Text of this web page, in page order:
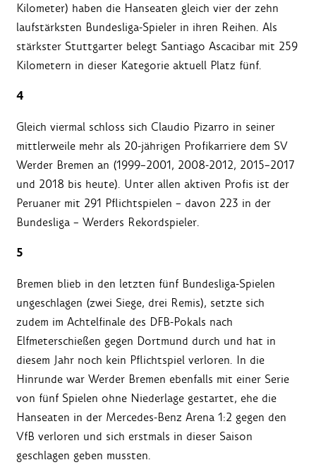
Kilometer) haben die Hanseaten gleich vier der zehn
laufstärksten Bundesliga-Spieler in ihren Reihen. Als
stärkster Stuttgarter belegt Santiago Ascacibar mit 259
Kilometern in dieser Kategorie aktuell Platz fünf.
4
Gleich viermal schloss sich Claudio Pizarro in seiner
mittlerweile mehr als 20-jährigen Profikarriere dem SV
Werder Bremen an (1999–2001, 2008-2012, 2015–2017
und 2018 bis heute). Unter allen aktiven Profis ist der
Peruaner mit 291 Pflichtspielen – davon 223 in der
Bundesliga – Werders Rekordspieler.
5
Bremen blieb in den letzten fünf Bundesliga-Spielen
ungeschlagen (zwei Siege, drei Remis), setzte sich
zudem im Achtelfinale des DFB-Pokals nach
Elfmeterschießen gegen Dortmund durch und hat in
diesem Jahr noch kein Pflichtspiel verloren. In die
Hinrunde war Werder Bremen ebenfalls mit einer Serie
von fünf Spielen ohne Niederlage gestartet, ehe die
Hanseaten in der Mercedes-Benz Arena 1:2 gegen den
VfB verloren und sich erstmals in dieser Saison
geschlagen geben mussten.